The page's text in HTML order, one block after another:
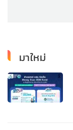
มาใหม่